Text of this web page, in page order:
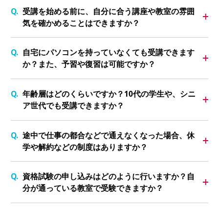
受講を始める前に、自分に合う講座や教室の雰囲
気を確かめることはできますか？
自宅にパソコンを持っていなくても受講できます
か？また、予習や復習は可能ですか？
年齢層はどのくらいですか？10代の学生や、シニ
ア世代でも受講できますか？
途中で仕事の都合などで通えなくなった場合、休
学や解約などの制度はありますか？
資格試験の申し込みはどのように行いますか？自
分が通っている教室で受験できますか？